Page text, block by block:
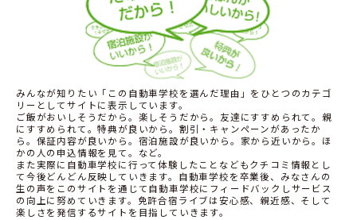
みんなが知りたい「この自動車学校を選んだ理由」をひとつのカテゴ
リーとしてサイトに表示しています。
ご飯がおいしそうだから。楽しそうだから。友達にすすめられて。親
にすすめられて。特典が良いから。割引・キャンペーンがあったか
ら。保証内容が良いから。宿泊施設が良いから。家から近いから。ほ
かの人の申込情報を見て。など。
また実際に自動車学校に行って体験したことなどもクチコミ情報とし
て今後どんどん反映していきます。自動車学校を卒業後、みなさんの
生の声をこのサイトを通じて自動車学校にフィードバックしサービス
の向上に努めていきます。免許合宿ライブは安心感、親近感、そして
楽しさを発信するサイトを目指していきます。